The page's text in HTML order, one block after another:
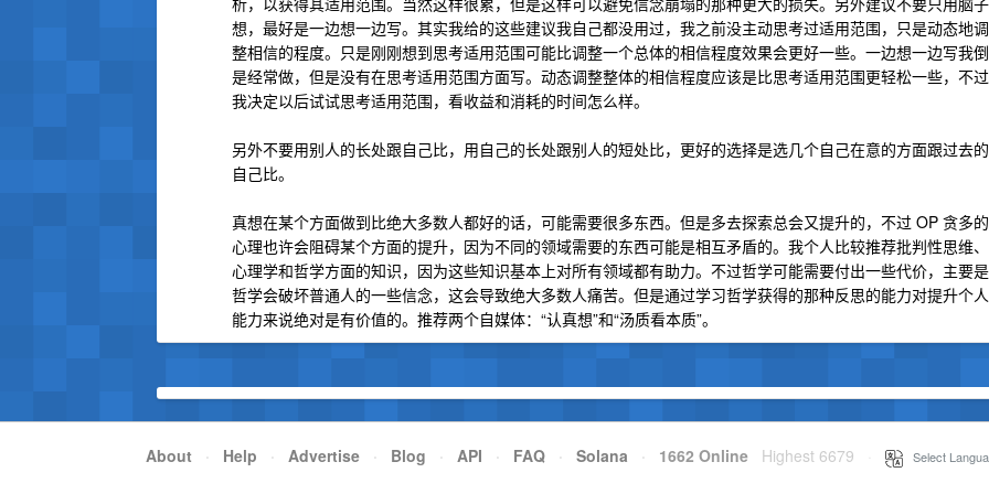
想，最好是一边想一边写。其实我给的这些建议我自己都没用过，我之前没主动思考过适用范围，只是动态地调
整相信的程度。只是刚刚想到思考适用范围可能比调整一个总体的相信程度效果会更好一些。一边想一边写我倒
是经常做，但是没有在思考适用范围方面写。动态调整整体的相信程度应该是比思考适用范围更轻松一些，不过
我决定以后试试思考适用范围，看收益和消耗的时间怎么样。
另外不要用别人的长处跟自己比，用自己的长处跟别人的短处比，更好的选择是选几个自己在意的方面跟过去的
自己比。
真想在某个方面做到比绝大多数人都好的话，可能需要很多东西。但是多去探索总会又提升的，不过 OP 贪多的
心理也许会阻碍某个方面的提升，因为不同的领域需要的东西可能是相互矛盾的。我个人比较推荐批判性思维、
心理学和哲学方面的知识，因为这些知识基本上对所有领域都有助力。不过哲学可能需要付出一些代价，主要是
哲学会破坏普通人的一些信念，这会导致绝大多数人痛苦。但是通过学习哲学获得的那种反思的能力对提升个人
能力来说绝对是有价值的。推荐两个自媒体：“认真想”和“汤质看本质”。
About · Help · Advertise · Blog · API · FAQ · Solana · 1662 Online Highest 6679 Select